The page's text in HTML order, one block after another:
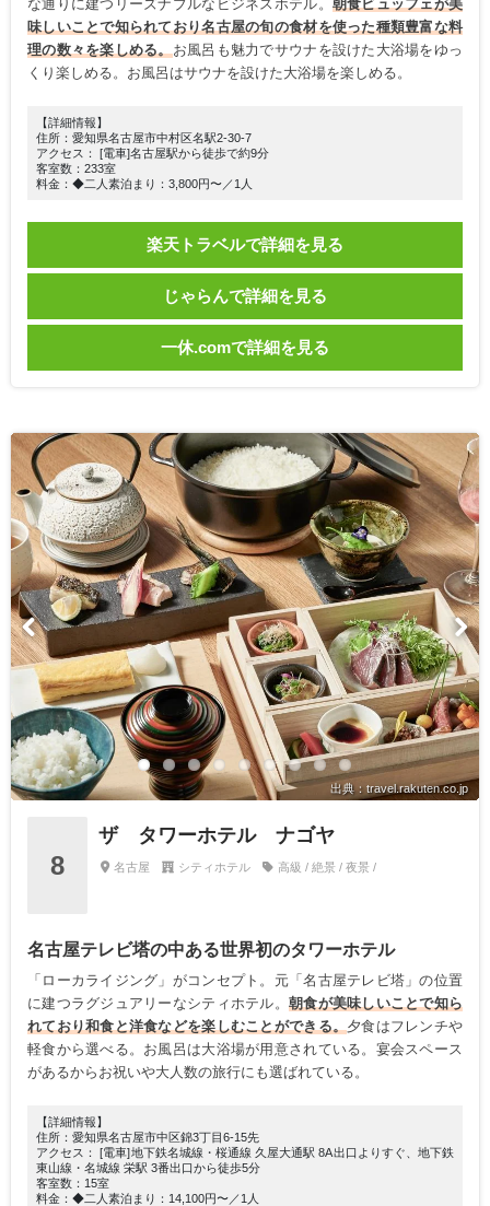
な通りに建つリーズナブルなビジネスホテル。 朝食ビュッフェが美
味しいことで知られており名古屋の旬の食材を使った種類豊富な料
理の数々を楽しめる。 お風呂も魅力でサウナを設けた大浴場をゆっ
くり楽しめる。お風呂はサウナを設けた大浴場を楽しめる。
【詳細情報】
住所：愛知県名古屋市中村区名駅2-30-7
アクセス： [電車]名古屋駅から徒歩で約9分
客室数：233室
料金：◆二人素泊まり：3,800円〜／1人
楽天トラベルで詳細を見る
じゃらんで詳細を見る
一休.comで詳細を見る
出典：travel.rakuten.co.jp
8
ザ タワーホテル ナゴヤ
名古屋 シティホテル 高級 / 絶景 / 夜景 /
名古屋テレビ塔の中ある世界初のタワーホテル
「ローカライジング」がコンセプト。元「名古屋テレビ塔」の位置
に建つラグジュアリーなシティホテル。 朝食が美味しいことで知ら
れており和食と洋食などを楽しむことができる。 夕食はフレンチや
軽食から選べる。お風呂は大浴場が用意されている。宴会スペース
があるからお祝いや大人数の旅行にも選ばれている。
【詳細情報】
住所：愛知県名古屋市中区錦3丁目6-15先
アクセス： [電車]地下鉄名城線・桜通線 久屋大通駅 8A出口よりすぐ、地下鉄
東山線・名城線 栄駅 3番出口から徒歩5分
客室数：15室
料金：◆二人素泊まり：14,100円〜／1人